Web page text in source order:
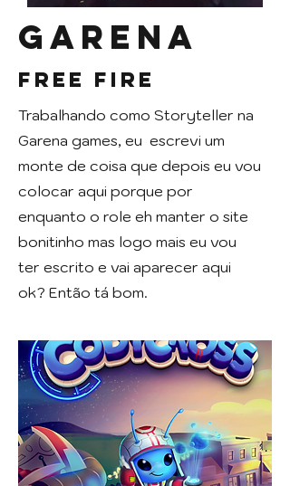
Garena
Free Fire
Trabalhando como Storyteller na
Garena games, eu escrevi um
monte de coisa que depois eu vou
colocar aqui porque por
enquanto o role eh manter o site
bonitinho mas logo mais eu vou
ter escrito e vai aparecer aqui
ok? Então tá bom.